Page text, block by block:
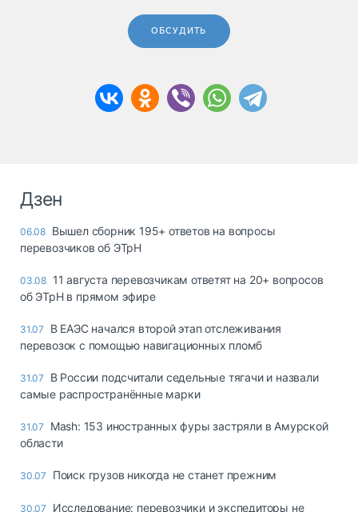
ОБСУДИТЬ
Дзен
06.08 Вышел сборник 195+ ответов на вопросы
перевозчиков об ЭТрН
03.08 11 августа перевозчикам ответят на 20+ вопросов
об ЭТрН в прямом эфире
31.07
В ЕАЭС начался второй этап отслеживания
перевозок с помощью навигационных пломб
31.07
В России подсчитали седельные тягачи и назвали
самые распространённые марки
31.07
Mash: 153 иностранных фуры застряли в Амурской
области
30.07 Поиск грузов никогда не станет прежним
30.07
Исследование: перевозчики и экспедиторы не